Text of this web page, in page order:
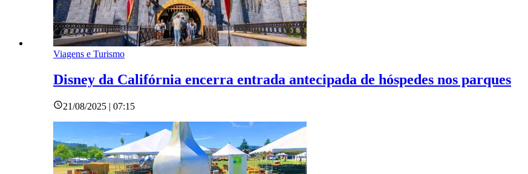
Viagens e Turismo
Disney da Califórnia encerra entrada antecipada de hóspedes nos parques
21/08/2025 | 07:15